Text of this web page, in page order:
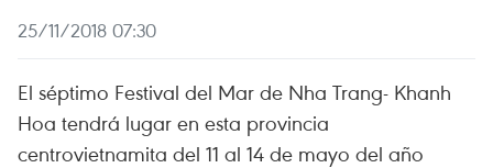
25/11/2018 07:30
El séptimo Festival del Mar de Nha Trang- Khanh
Hoa tendrá lugar en esta provincia
centrovietnamita del 11 al 14 de mayo del año